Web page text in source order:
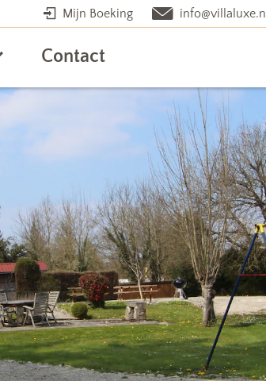
Mijn Boeking info@villaluxe.nl
Contact